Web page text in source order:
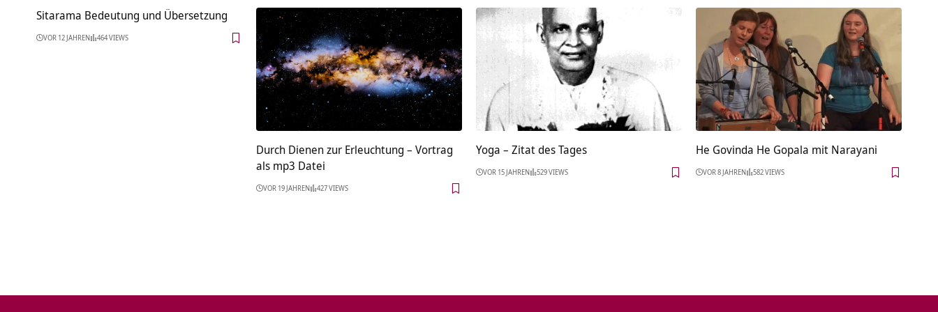
Sitarama Bedeutung und Übersetzung
VOR 12 JAHREN 464 VIEWS
Durch Dienen zur Erleuchtung – Vortrag
als mp3 Datei
VOR 19 JAHREN 427 VIEWS
Yoga – Zitat des Tages
VOR 15 JAHREN 529 VIEWS
He Govinda He Gopala mit Narayani
VOR 8 JAHREN 582 VIEWS